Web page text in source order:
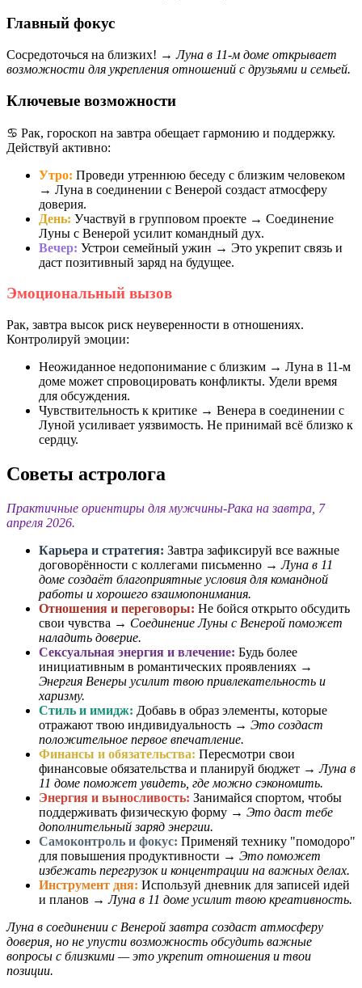
Главный фокус
Сосредоточься на близких! →Луна в 11-м доме открывает
возможности для укрепления отношений с друзьями и семьей.
Ключевые возможности
♋️ Рак, гороскоп на завтра обещает гармонию и поддержку.
Действуй активно:
Утро: Проведи утреннюю беседу с близким человеком
→ Луна в соединении с Венерой создаст атмосферу
доверия.
День: Участвуй в групповом проекте → Соединение
Луны с Венерой усилит командный дух.
Вечер: Устрои семейный ужин → Это укрепит связь и
даст позитивный заряд на будущее.
Эмоциональный вызов
Рак, завтра высок риск неуверенности в отношениях.
Контролируй эмоции:
Неожиданное недопонимание с близким → Луна в 11-м
доме может спровоцировать конфликты. Удели время
для обсуждения.
Чувствительность к критике → Венера в соединении с
Луной усиливает уязвимость. Не принимай всё близко к
сердцу.
Советы астролога
Практичные ориентиры для мужчины-Рака на завтра, 7
апреля 2026.
Карьера и стратегия: Завтра зафиксируй все важные
договорённости с коллегами письменно →Луна в 11
доме создаёт благоприятные условия для командной
работы и хорошего взаимопонимания.
Отношения и переговоры: Не бойся открыто обсудить
свои чувства → Соединение Луны с Венерой поможет
наладить доверие.
Сексуальная энергия и влечение: Будь более
инициативным в романтических проявлениях →
Энергия Венеры усилит твою привлекательность и
харизму.
Стиль и имидж: Добавь в образ элементы, которые
отражают твою индивидуальность → Это создаст
положительное первое впечатление.
Финансы и обязательства: Пересмотри свои
финансовые обязательства и планируй бюджет →Луна в
11 доме поможет увидеть, где можно сэкономить.
Энергия и выносливость: Занимайся спортом, чтобы
поддерживать физическую форму → Это даст тебе
дополнительный заряд энергии.
Самоконтроль и фокус: Применяй технику "помодоро"
для повышения продуктивности → Это поможет
избежать перегрузок и концентрации на важных делах.
Инструмент дня: Используй дневник для записей идей
и планов →Луна в 11 доме усилит твою креативность.
Луна в соединении с Венерой завтра создаст атмосферу
доверия, но не упусти возможность обсудить важные
вопросы с близкими — это укрепит отношения и твои
позиции.